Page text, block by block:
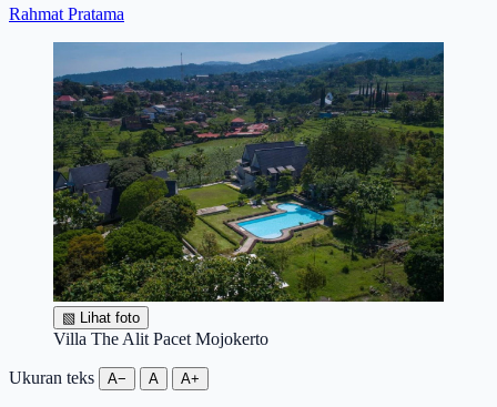
Rahmat Pratama
▧ Lihat foto
Villa The Alit Pacet Mojokerto
Ukuran teks A− A A+